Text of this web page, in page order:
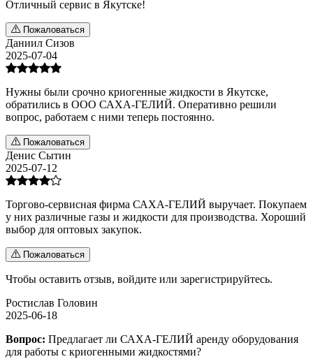
Отличный сервис в Якутске!
Пожаловаться
Даниил Сизов
2025-07-04
Нужны были срочно криогенные жидкости в Якутске,
обратились в ООО САХА-ГЕЛИЙ. Оперативно решили
вопрос, работаем с ними теперь постоянно.
Пожаловаться
Денис Сытин
2025-07-12
Торгово-сервисная фирма САХА-ГЕЛИЙ выручает. Покупаем
у них различные газы и жидкости для производства. Хороший
выбор для оптовых закупок.
Пожаловаться
Чтобы оставить отзыв, войдите или зарегистрируйтесь.
Ростислав Головин
2025-06-18
Вопрос: Предлагает ли САХА-ГЕЛИЙ аренду оборудования
для работы с криогенными жидкостями?